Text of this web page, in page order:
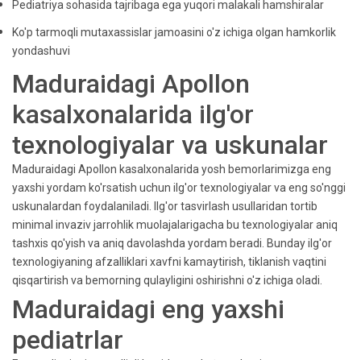
Pediatriya sohasida tajribaga ega yuqori malakali hamshiralar
Ko'p tarmoqli mutaxassislar jamoasini o'z ichiga olgan hamkorlik
yondashuvi
Maduraidagi Apollon
kasalxonalarida ilg'or
texnologiyalar va uskunalar
Maduraidagi Apollon kasalxonalarida yosh bemorlarimizga eng
yaxshi yordam ko'rsatish uchun ilg'or texnologiyalar va eng so'nggi
uskunalardan foydalaniladi. Ilg'or tasvirlash usullaridan tortib
minimal invaziv jarrohlik muolajalarigacha bu texnologiyalar aniq
tashxis qo'yish va aniq davolashda yordam beradi. Bunday ilg'or
texnologiyaning afzalliklari xavfni kamaytirish, tiklanish vaqtini
qisqartirish va bemorning qulayligini oshirishni o'z ichiga oladi.
Maduraidagi eng yaxshi
pediatrlar